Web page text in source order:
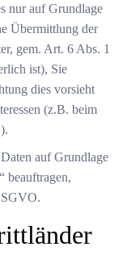
nur auf Grundlage
Übermittlung der
gem. Art. 6 Abs. 1
ist), Sie
dies vorsieht
(z.B. beim
auf Grundlage
beauftragen,